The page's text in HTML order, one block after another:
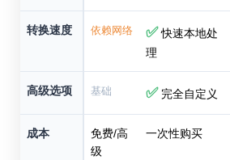
转换速度 依赖网络 ✅快速本地处
理
高级选项 基础 ✅完全自定义
成本
免费/高
级
一次性购买